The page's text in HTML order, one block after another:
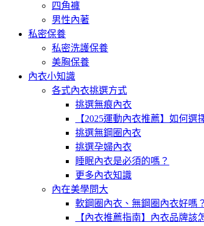
四角褲
男性內著
私密保養
私密洗護保養
美胸保養
內衣小知識
各式內衣挑選方式
挑選無痕內衣
【2025運動內衣推薦】如何
挑選無鋼圈內衣
挑選孕婦內衣
睡眠內衣是必須的嗎？
更多內衣知識
內在美學問大
軟鋼圈內衣、無鋼圈內衣好嗎？
【內衣推薦指南】內衣品牌該